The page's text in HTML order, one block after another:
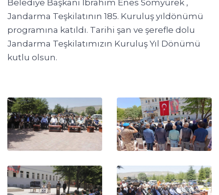
Belediye Başkanı İbrahim Enes Somyürek ,
Jandarma Teşkilatının 185. Kuruluş yıldönümü
programına katıldı. Tarihi şan ve şerefle dolu
Jandarma Teşkilatımızın Kuruluş Yıl Dönümü
kutlu olsun.